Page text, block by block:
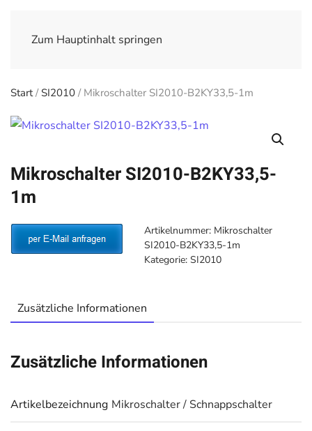
Zum Hauptinhalt springen
Start/ SI2010 / Mikroschalter SI2010-B2KY33,5-1m
Mikroschalter SI2010-B2KY33,5-
1m
Artikelnummer: Mikroschalter
SI2010-B2KY33,5-1m
Kategorie: SI2010
Zusätzliche Informationen
Zusätzliche Informationen
Artikelbezeichnung Mikroschalter / Schnappschalter